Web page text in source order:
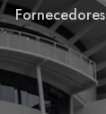
Fornecedores